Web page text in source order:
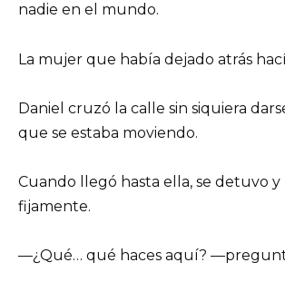
nadie en el mundo.
La mujer que había dejado atrás
Daniel cruzó la calle sin siquiera
que se estaba moviendo.
Cuando llegó hasta ella, se detuvo y
fijamente.
—¿Qué… qué haces aquí?